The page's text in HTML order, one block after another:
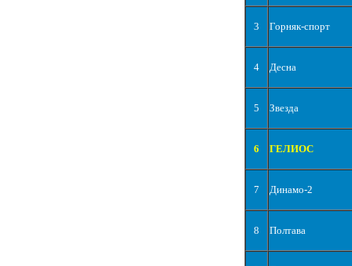
3 Горняк-спорт
4 Десна
5 Звезда
6 ГЕЛИОС
7 Динамо-2
8 Полтава